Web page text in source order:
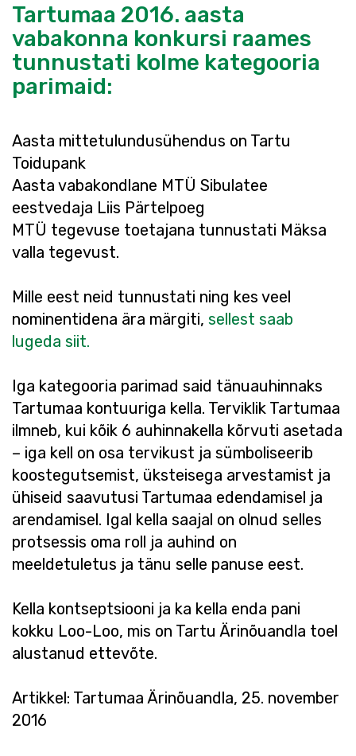
Tartumaa 2016. aasta
vabakonna konkursi raames
tunnustati kolme kategooria
parimaid:
Aasta mittetulundusühendus on Tartu
Toidupank
Aasta vabakondlane MTÜ Sibulatee
eestvedaja Liis Pärtelpoeg
MTÜ tegevuse toetajana tunnustati Mäksa
valla tegevust.
Mille eest neid tunnustati ning kes veel
nominentidena ära märgiti, sellest saab
lugeda siit.
Iga kategooria parimad said tänuauhinnaks
Tartumaa kontuuriga kella. Terviklik Tartumaa
ilmneb, kui kõik 6 auhinnakella kõrvuti asetada
– iga kell on osa tervikust ja sümboliseerib
koostegutsemist, üksteisega arvestamist ja
ühiseid saavutusi Tartumaa edendamisel ja
arendamisel. Igal kella saajal on olnud selles
protsessis oma roll ja auhind on
meeldetuletus ja tänu selle panuse eest.
Kella kontseptsiooni ja ka kella enda pani
kokku Loo-Loo, mis on Tartu Ärinõuandla toel
alustanud ettevõte.
Artikkel: Tartumaa Ärinõuandla, 25. november
2016